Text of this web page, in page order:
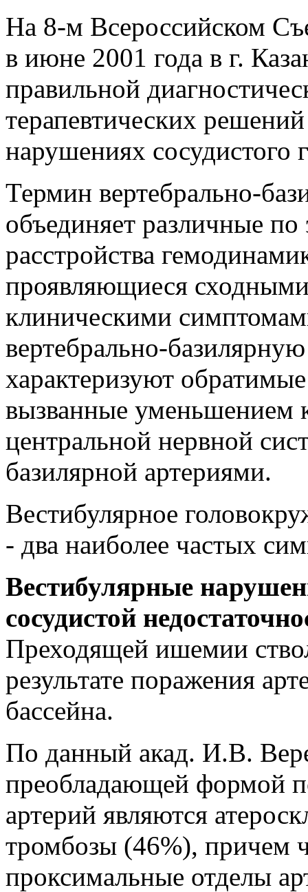
На 8-м Всероссийском
в июне 2001 года в г.
правильной
терапевтических
нарушениях сосудистого
Термин вертебрально-
объединяет различные по
расстройства
проявляющиеся
клиническими
вертебрально-
характеризуют
вызванные уменьшением
центральной нервной
базилярной артериями.
Вестибулярное
- два наиболее частых
Вестибулярные
сосудистой
Преходящей ишемии
результате поражения
бассейна.
По данный акад. И.В.
преобладающей формой
артерий являются
тромбозы (46%), причем
проксимальные отделы